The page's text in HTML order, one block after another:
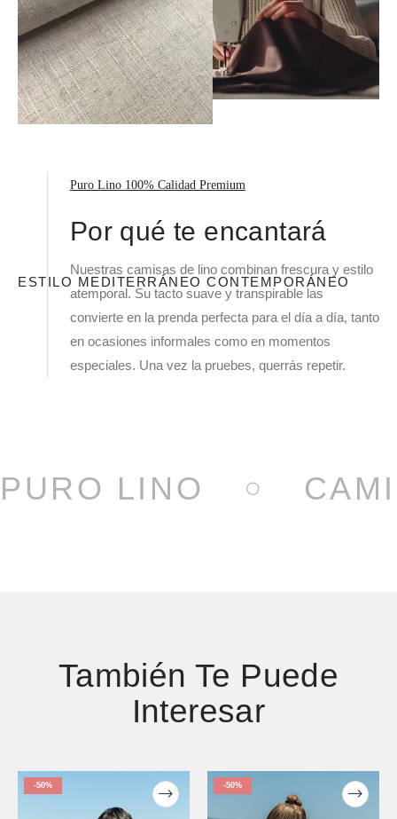
ESTILO MEDITERRÁNEO CONTEMPORÁNEO
Puro Lino 100% Calidad Premium
Por qué te encantará
Nuestras camisas de lino combinan frescura y estilo
atemporal. Su tacto suave y transpirable las
convierte en la prenda perfecta para el día a día, tanto
en ocasiones informales como en momentos
especiales. Una vez la pruebes, querrás repetir.
PURO LINO
También Te Puede
Interesar
-50% -50%